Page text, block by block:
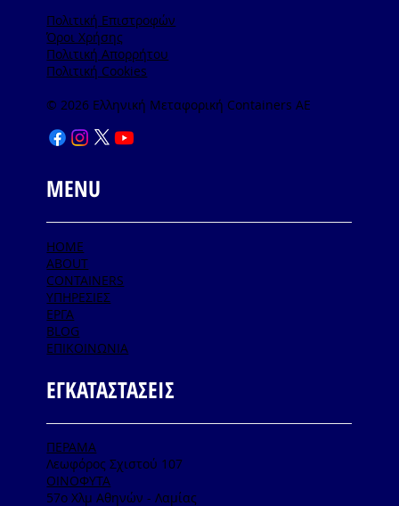
HOME
ABOUT
CONTAINERS
ΥΠΗΡΕΣΙΕΣ
ΕΡΓΑ
BLOG
ΕΠΙΚΟΙΝΩΝΙΑ
MENU
ΕΓΚΑΤΑΣΤΑΣΕΙΣ
ΠΕΡΑΜΑ
Λεωφόρος Σχιστού 107
ΟΙΝΟΦΥΤΑ
57ο Χλμ Αθηνών - Λαμίας
Πολιτική Επιστροφών
Όροι Χρήσης
Πολιτική Απορρήτου
Πολιτική Cookies
© 2026 Ελληνική Μεταφορική Containers AE